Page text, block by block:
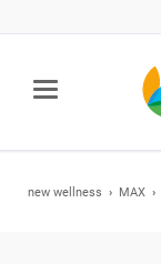
new wellness MAX